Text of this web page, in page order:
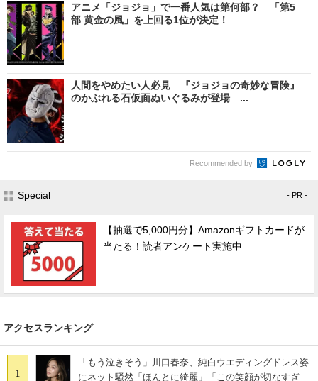
アニメ「ジョジョ」で一番人気は第何部？ 「第5
部 黄金の風」を上回る1位が決定！
人間をやめたい人必見 『ジョジョの奇妙な冒険』
のかぶれる石仮面ぬいぐるみが登場 ...
Recommended by
Special - PR -
【抽選で5,000円分】Amazonギフトカードが
当たる！読者アンケート実施中
アクセスランキング
1
「もう泣きそう」川口春奈、純白ウエディングドレス姿
にネット騒然「ほんとに綺麗」「この笑顔が切なすぎ